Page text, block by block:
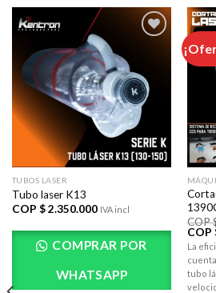
AÃ±adir
a la lista
de
deseos
TUBOS LASER
Tubo laser K13
COP $2.350.000 IVA incl
COMPRAR POR
WHATSAPP
COP
El
precio
era:
COP
$
COP
La
tubo